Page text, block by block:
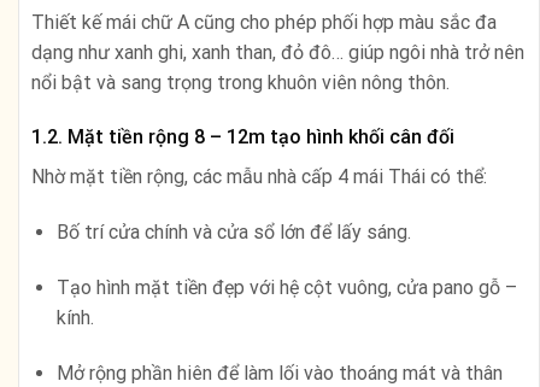
Thiết kế mái chữ A cũng cho phép phối hợp màu sắc đa
dạng như xanh ghi, xanh than, đỏ đô… giúp ngôi nhà trở nên
nổi bật và sang trọng trong khuôn viên nông thôn.
1.2. Mặt tiền rộng 8 – 12m tạo hình khối cân đối
Nhờ mặt tiền rộng, các mẫu nhà cấp 4 mái Thái có thể:
Bố trí cửa chính và cửa sổ lớn để lấy sáng.
Tạo hình mặt tiền đẹp với hệ cột vuông, cửa pano gỗ –
kính.
Mở rộng phần hiên để làm lối vào thoáng mát và thân